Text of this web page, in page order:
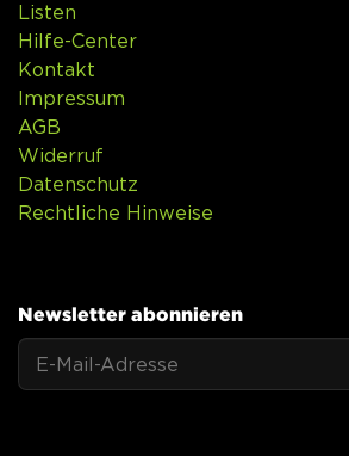
Listen
Hilfe-Center
Kontakt
Impressum
AGB
Widerruf
Datenschutz
Rechtliche Hinweise
Newsletter abonnieren